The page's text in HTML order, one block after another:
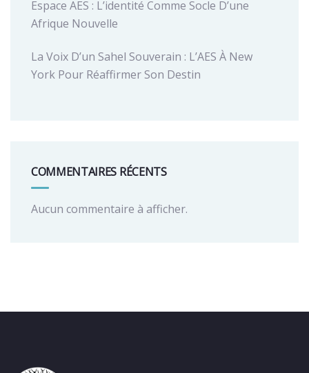
Espace AES : L’identité Comme Socle D’une
Afrique Nouvelle
La Voix D’un Sahel Souverain : L’AES À New
York Pour Réaffirmer Son Destin
COMMENTAIRES RÉCENTS
Aucun commentaire à afficher.